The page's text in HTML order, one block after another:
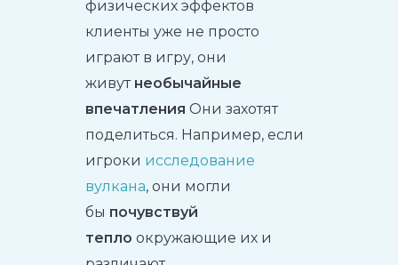
физических эффектов
клиенты уже не просто
играют в игру, они
живут необычайные
впечатления Они захотят
поделиться. Например, если
игроки исследование
вулкана, они могли
бы почувствуй
тепло окружающие их и